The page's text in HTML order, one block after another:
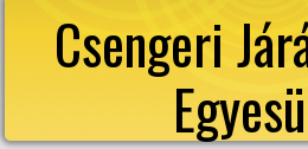
Csengeri